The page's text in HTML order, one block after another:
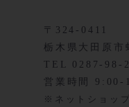
〒324-0411
栃木県大田原市
TEL 0287-98-
営業時間 9:00-
※ネットショッ